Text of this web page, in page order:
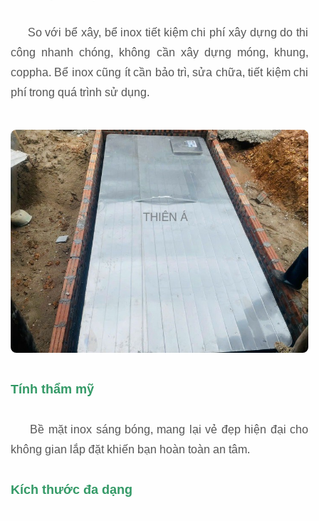
So với bể xây, bể inox tiết kiệm chi phí xây dựng do thi
công nhanh chóng, không cần xây dựng móng, khung,
coppha. Bể inox cũng ít cần bảo trì, sửa chữa, tiết kiệm chi
phí trong quá trình sử dụng.
Tính thẩm mỹ
Bề mặt inox sáng bóng, mang lại vẻ đẹp hiện đại cho
không gian lắp đặt khiến bạn hoàn toàn an tâm.
Kích thước đa dạng